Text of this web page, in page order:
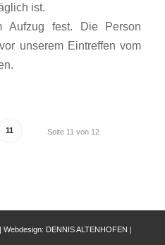
ist.
Aufzug fest. Die Person
unserem Eintreffen vom
Seite 11 von 12
11
Webdesign: DENNIS ALTENHOFEN |